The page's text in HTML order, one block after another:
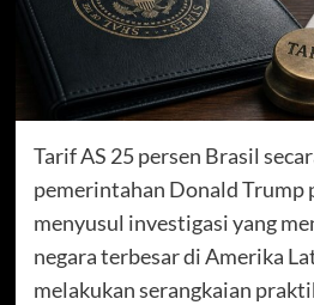
Tarif AS 25 persen Brasil
pemerintahan Donald Trump
menyusul investigasi yang
negara terbesar di Amerika
melakukan serangkaian